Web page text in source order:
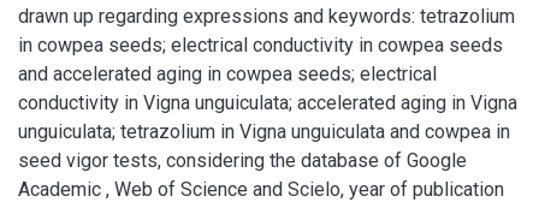
drawn up regarding expressions and keywords: tetrazolium
in cowpea seeds; electrical conductivity in cowpea seeds
and accelerated aging in cowpea seeds; electrical
conductivity in Vigna unguiculata; accelerated aging in Vigna
unguiculata; tetrazolium in Vigna unguiculata and cowpea in
seed vigor tests, considering the database of Google
Academic , Web of Science and Scielo, year of publication